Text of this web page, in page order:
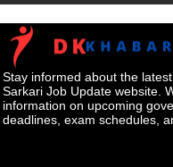
Stay informed about the
Sarkari Job Update website.
information on upcoming
deadlines, exam schedules,